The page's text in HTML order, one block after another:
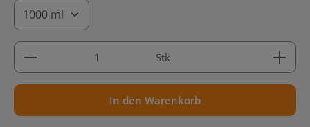
Produkt Anzahl: Gib den gewünschten Wert ein
Stk
In den Warenkorb